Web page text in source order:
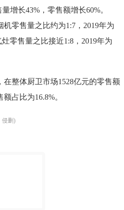
增长43%，零售额增长60%。
机零售量之比约为1:7，2019年为
零售量之比接近1:8，2019年为
在整体厨卫市场1528亿元的零售额
占比为16.8%。
侵删)